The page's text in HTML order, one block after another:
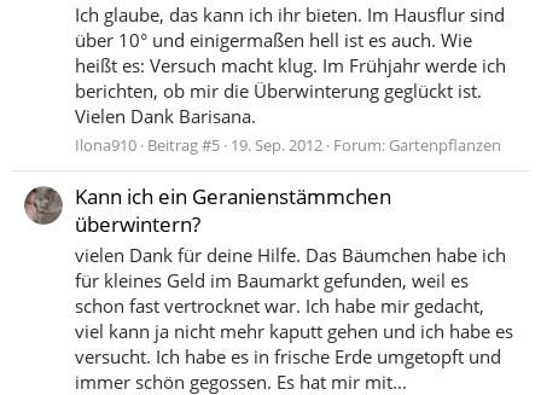
Ich glaube, das kann ich ihr bieten. Im Hausflur sind
über 10° und einigermaßen hell ist es auch. Wie
heißt es: Versuch macht klug. Im Frühjahr werde ich
berichten, ob mir die Überwinterung geglückt ist.
Vielen Dank Barisana.
Ilona910 Beitrag #5 19. Sep. 2012 Forum: Gartenpflanzen
Kann ich ein Geranienstämmchen
überwintern?
vielen Dank für deine Hilfe. Das Bäumchen habe ich
für kleines Geld im Baumarkt gefunden, weil es
schon fast vertrocknet war. Ich habe mir gedacht,
viel kann ja nicht mehr kaputt gehen und ich habe es
versucht. Ich habe es in frische Erde umgetopft und
immer schön gegossen. Es hat mir mit...